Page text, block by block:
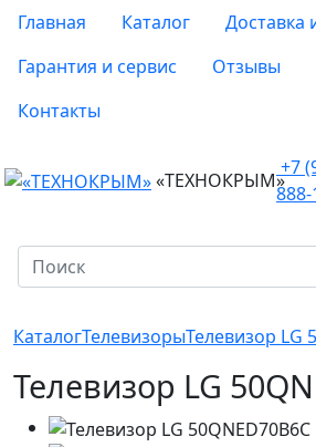
Главная Каталог
Доставка
Гарантия и сервис
Отзывы
Контакты
«ТЕХНОКРЫМ»
+7
КаталогТелевизорыТелевизор LG
Телевизор LG